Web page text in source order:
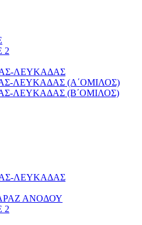
2
ΛΕΥΚΑΔΑΣ
ΛΕΥΚΑΔΑΣ (Α΄ΟΜΙΛΟΣ)
ΛΕΥΚΑΔΑΣ (Β΄ΟΜΙΛΟΣ)
ΛΕΥΚΑΔΑΣ
ΑΝΟΔΟΥ
2